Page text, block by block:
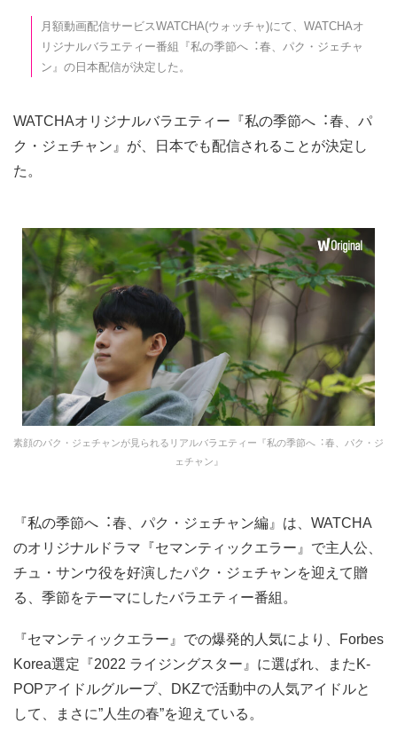
月額動画配信サービスWATCHA(ウォッチャ)にて、WATCHAオ
リジナルバラエティー番組『私の季節へ︓春、パク・ジェチャ
ン』の⽇本配信が決定した。
WATCHAオリジナルバラエティー『私の季節へ︓春、パ
ク・ジェチャン』が、日本でも配信されることが決定し
た。
素顔のパク・ジェチャンが見られるリアルバラエティー『私の季節へ︓春、パク・ジ
ェチャン』
『私の季節へ︓春、パク・ジェチャン編』は、WATCHA
のオリジナルドラマ『セマンティックエラー』で主人公、
チュ・サンウ役を好演したパク・ジェチャンを迎えて贈
る、季節をテーマにしたバラエティー番組。
『セマンティックエラー』での爆発的人気により、Forbes
Korea選定『2022 ライジングスター』に選ばれ、またK-
POPアイドルグループ、DKZで活動中の人気アイドルと
して、まさに”人生の春”を迎えている。